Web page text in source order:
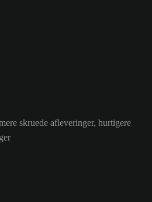
skruede afleveringer, hurtigere